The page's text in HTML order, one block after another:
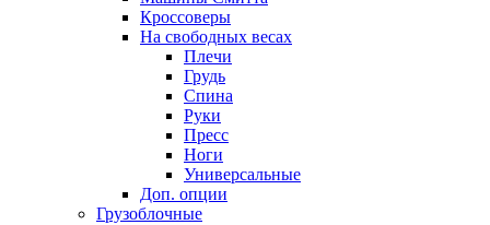
Кроссоверы
На свободных весах
Плечи
Грудь
Спина
Руки
Пресс
Ноги
Универсальные
Доп. опции
Грузоблочные